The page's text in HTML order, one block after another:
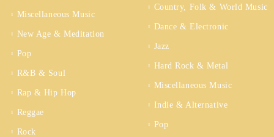
Miscellaneous Music
New Age & Meditation
Pop
R&B & Soul
Rap & Hip Hop
Reggae
Rock
Country, Folk & World Music
Dance & Electronic
Jazz
Hard Rock & Metal
Miscellaneous Music
Indie & Alternative
Pop